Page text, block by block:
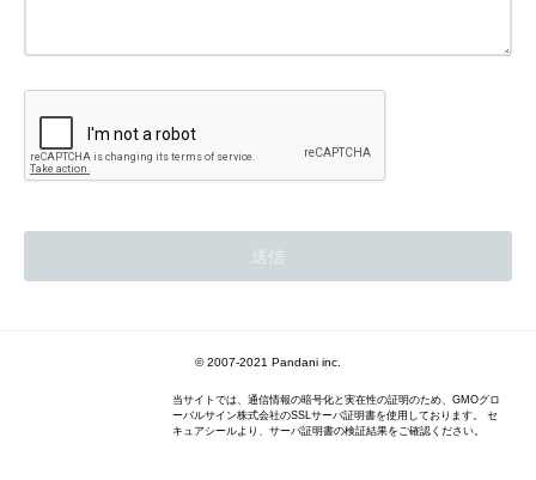
© 2007-2021 Pandani inc.
当サイトでは、通信情報の暗号化と実在性の証明のため、GMOグロ
ーバルサイン株式会社のSSLサーバ証明書を使用しております。 セ
キュアシールより、サーバ証明書の検証結果をご確認ください。